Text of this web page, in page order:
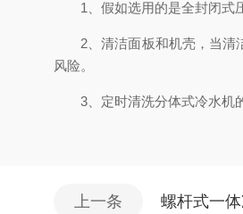
1、假如选用的是全封闭式压
2、清洁面板和机壳，当清洁
风险。
3、定时清洗分体式冷水机的
上一条 螺杆式一